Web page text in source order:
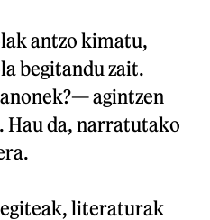
antzo kimatu,
begitandu zait.
agintzen
Hau da, narratutako
literaturak